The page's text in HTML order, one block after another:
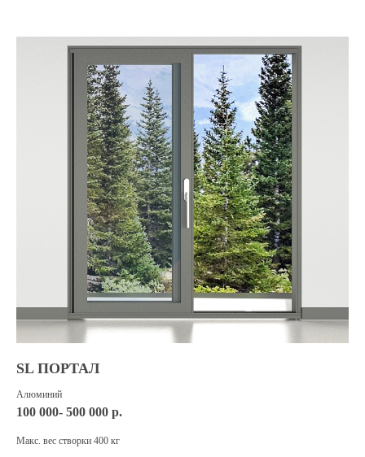
SL ПОРТАЛ
Алюминий
100 000- 500 000 р.
Макс. вес створки 400 кг